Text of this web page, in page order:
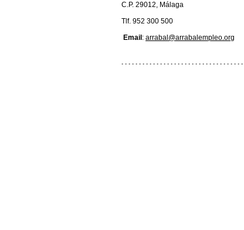
C.P. 29012, Málaga
Tlf. 952 300 500
Email : arrabal@arrabalempleo.org